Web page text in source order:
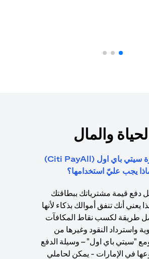
الحياة والمال
ما هي ميزة سيتي باي اول (Citi PayAll)
يجب عليّ استخدامها؟
دفع قيمة مشترياتك ببطاقتك
يعني أنك تنفق أموالك بذكاء لأنها
طريقة لكسب نقاط المكافآت
واسترداد النقود وغيرها من
ومع "سيتي باي اول" – وسيلة الدفع
في الإمارات - يمكن لحاملي